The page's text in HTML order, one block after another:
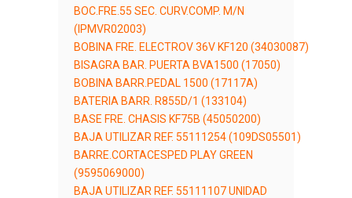
BOC.FRE.55 SEC. CURV.COMP. M/N
(IPMVR02003)
BOBINA FRE. ELECTROV 36V KF120 (34030087)
BISAGRA BAR. PUERTA BVA1500 (17050)
BOBINA BARR.PEDAL 1500 (17117A)
BATERIA BARR. R855D/1 (133104)
BASE FRE. CHASIS KF75B (45050200)
BAJA UTILIZAR REF. 55111254 (109DS05501)
BARRE.CORTACESPED PLAY GREEN
(9595069000)
BAJA UTILIZAR REF. 55111107 UNIDAD